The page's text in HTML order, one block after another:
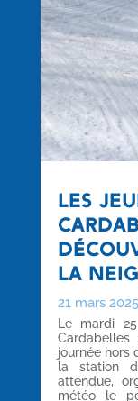
LES
LA
21 mars 2025
Le mardi
journée hors
la station
attendue,
météo le